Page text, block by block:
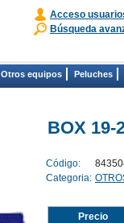
Acceso
Búsqueda
Otros equipos Peluches
BOX 19-
Código:
Categoria:
Precio